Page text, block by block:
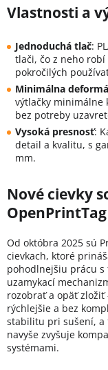
Vlastnosti a
Jednoduchá tlač:
tlači, čo z neho
pokročilých
Minimálna
výtlačky minimálne
bez potreby
Vysoká presnosť:
detail a kvalitu, s
mm.
Nové cievky
OpenPrintTag
Od októbra 2025 sú
cievkach, ktoré
pohodlnejšiu prácu s
uzamykací
rozobrať a opäť
rýchlejšie a bez
stabilitu pri sušení, a
navyše zvyšuje
systémami.